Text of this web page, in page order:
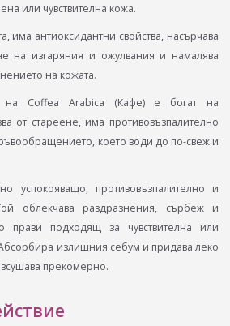
или чувствителна кожа.
има антиоксидантни свойства, насърчава
на изгаряния и ожулвания и намалява
на кожата.
на Coffea Arabica (Кафе) е богат на
от стареене, има противовъзпалително
което води до по-свеж и
успокояващо, противовъзпалително и
облекчава раздразнения, сърбеж и
прави подходящ за чувствителна или
излишния себум и придава леко
прекомерно.